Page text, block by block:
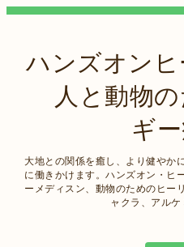
ハンズオン
人と動物の
ギ
大地との関係を癒し、より健やか
に働きかけます。ハンズオン・ヒ
ーメディスン、動物のためのヒー
ャクラ、アル